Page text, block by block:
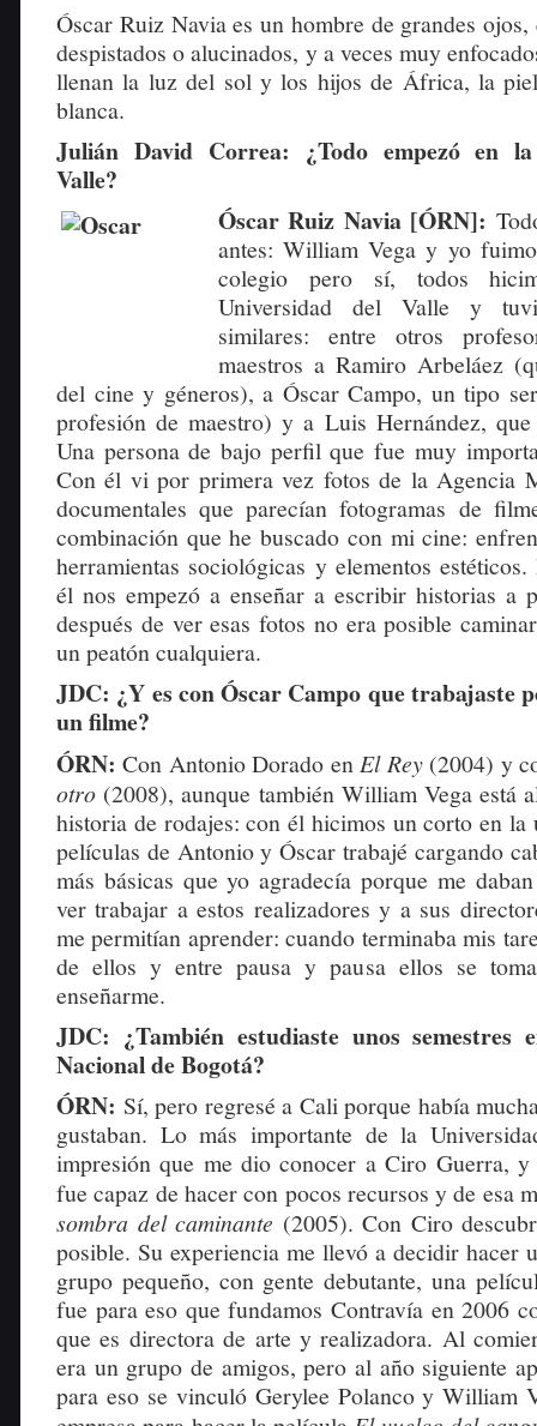
Óscar Ruiz Navia es un hombre de grandes ojos,
despistados o alucinados, y a veces muy
llenan la luz del sol y los hijos de África, la
blanca.
Julián David Correa: ¿Todo empezó en
Valle?
Óscar Ruiz Navia [ÓRN]:
antes: William Vega y yo
colegio pero sí, todos
Universidad del Valle y
similares: entre otros
maestros a Ramiro Arbeláez
del cine y géneros), a Óscar Campo, un tipo
profesión de maestro) y a Luis Hernández,
Una persona de bajo perfil que fue muy
Con él vi por primera vez fotos de la Agencia
documentales que parecían fotogramas de
combinación que he buscado con mi cine:
herramientas sociológicas y elementos
él nos empezó a enseñar a escribir historias a
después de ver esas fotos no era posible
un peatón cualquiera.
JDC: ¿Y es con Óscar Campo que trabajaste
un filme?
ÓRN:Con Antonio Dorado enEl Rey (2004) y
otro (2008), aunque también William Vega está
historia de rodajes: con él hicimos un corto en la
películas de Antonio y Óscar trabajé cargando
más básicas que yo agradecía porque me
ver trabajar a estos realizadores y a sus
me permitían aprender: cuando terminaba mis
de ellos y entre pausa y pausa ellos se
enseñarme.
JDC: ¿También estudiaste unos semestres
Nacional de Bogotá?
ÓRN: Sí, pero regresé a Cali porque había
gustaban. Lo más importante de la
impresión que me dio conocer a Ciro Guerra, y
fue capaz de hacer con pocos recursos y de esa
sombra del caminante (2005). Con Ciro
posible. Su experiencia me llevó a decidir hacer
grupo pequeño, con gente debutante, una
fue para eso que fundamos Contravía en 2006
que es directora de arte y realizadora. Al
era un grupo de amigos, pero al año siguiente
para eso se vinculó Gerylee Polanco y William